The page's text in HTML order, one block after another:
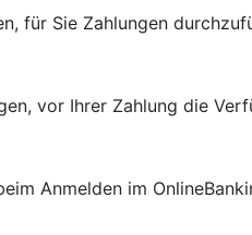
für Sie Zahlungen
vor Ihrer Zahlung die
Anmelden im